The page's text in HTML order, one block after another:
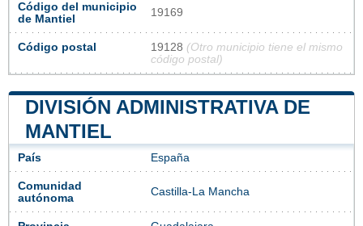
Código del municipio
de Mantiel
19169
Código postal 19128 (Otro municipio tiene el mismo
código postal)
DIVISIÓN ADMINISTRATIVA DE
MANTIEL
País España
Comunidad
autónoma
Castilla-La Mancha